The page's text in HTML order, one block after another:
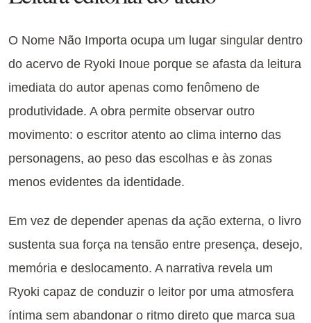
O Nome Não Importa ocupa um lugar singular dentro
do acervo de Ryoki Inoue porque se afasta da leitura
imediata do autor apenas como fenômeno de
produtividade. A obra permite observar outro
movimento: o escritor atento ao clima interno das
personagens, ao peso das escolhas e às zonas
menos evidentes da identidade.
Em vez de depender apenas da ação externa, o livro
sustenta sua força na tensão entre presença, desejo,
memória e deslocamento. A narrativa revela um
Ryoki capaz de conduzir o leitor por uma atmosfera
íntima sem abandonar o ritmo direto que marca sua